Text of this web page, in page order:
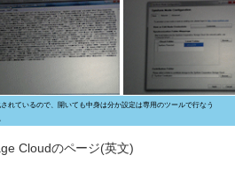
れているので、開いても中身は分か設定は専用のツールで行なう
Cloudのページ(英文)